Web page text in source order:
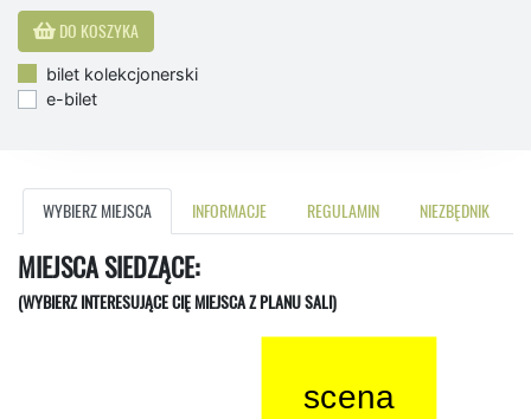
DO KOSZYKA
bilet kolekcjonerski
e-bilet
WYBIERZ MIEJSCA INFORMACJE REGULAMIN NIEZBĘDNIK
MIEJSCA SIEDZĄCE:
(WYBIERZ INTERESUJĄCE CIĘ MIEJSCA Z PLANU SALI)